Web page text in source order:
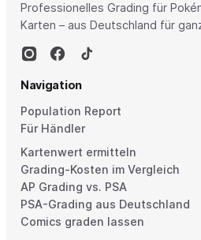
Professionelles Grading für
Karten – aus Deutschland für
Navigation
Population Report
Für Händler
Kartenwert ermitteln
Grading-Kosten im Vergleich
AP Grading vs. PSA
PSA-Grading aus Deutschland
Comics graden lassen